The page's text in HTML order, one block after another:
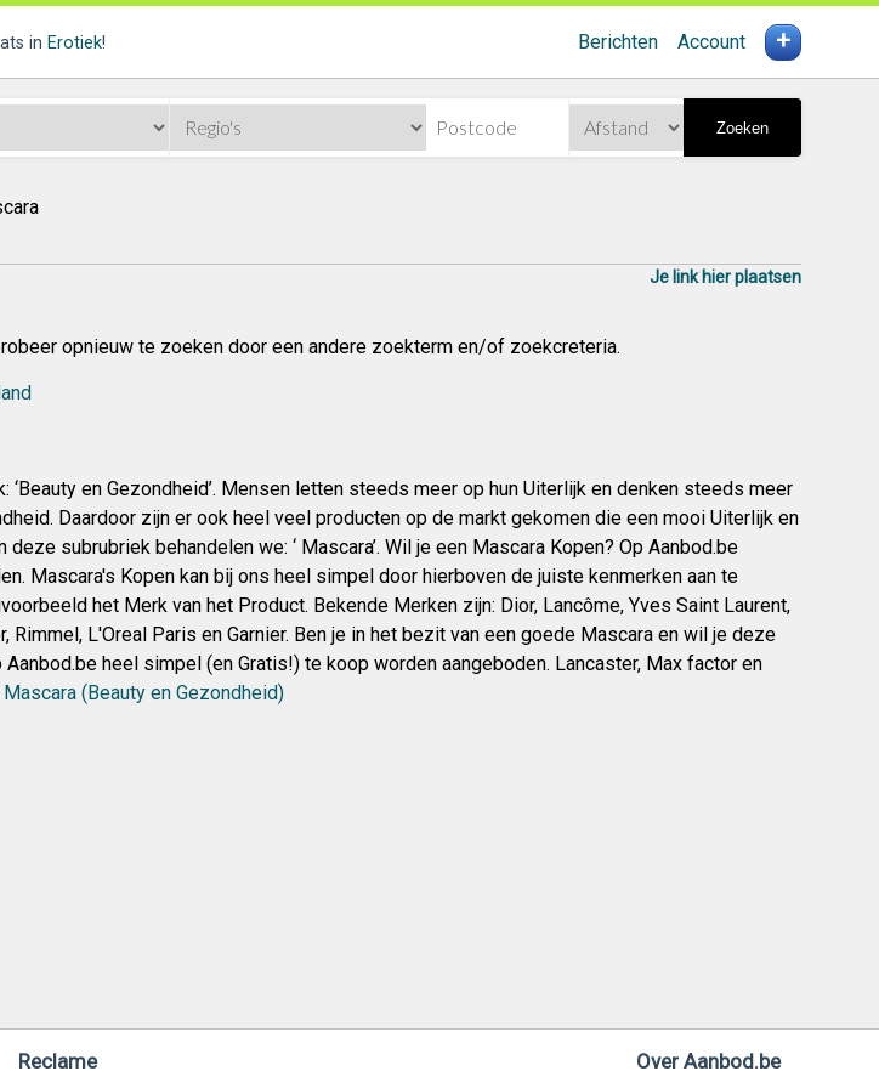
in Erotiek! Berichten Account +
Zoeken
Je link hier plaatsen
opnieuw te zoeken door een andere zoekterm en/of zoekcreteria.
‘Beauty en Gezondheid’. Mensen letten steeds meer op hun Uiterlijk en denken steeds meer
Daardoor zijn er ook heel veel producten op de markt gekomen die een mooi Uiterlijk en
subrubriek behandelen we: ‘ Mascara’. Wil je een Mascara Kopen? Op Aanbod.be
Mascara's Kopen kan bij ons heel simpel door hierboven de juiste kenmerken aan te
het Merk van het Product. Bekende Merken zijn: Dior, Lancôme, Yves Saint Laurent,
Rimmel, L'Oreal Paris en Garnier. Ben je in het bezit van een goede Mascara en wil je deze
heel simpel (en Gratis!) te koop worden aangeboden. Lancaster, Max factor en
Mascara (Beauty en Gezondheid)
Reclame Over Aanbod.be